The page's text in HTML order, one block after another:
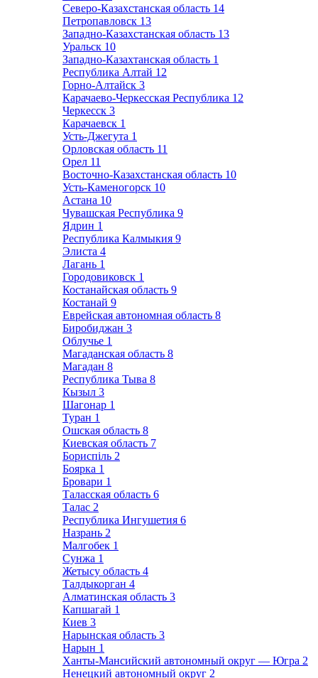
Северо-Казахстанская область 14
Петропавловск 13
Западно-Казахстанская область 13
Уральск 10
Западно-Казахтанская область 1
Республика Алтай 12
Горно-Алтайск 3
Карачаево-Черкесская Республика 12
Черкесск 3
Карачаевск 1
Усть-Джегута 1
Орловская область 11
Орел 11
Восточно-Казахстанская область 10
Усть-Каменогорск 10
Астана 10
Чувашская Республика 9
Ядрин 1
Республика Калмыкия 9
Элиста 4
Лагань 1
Городовиковск 1
Костанайская область 9
Костанай 9
Еврейская автономная область 8
Биробиджан 3
Облучье 1
Магаданская область 8
Магадан 8
Республика Тыва 8
Кызыл 3
Шагонар 1
Туран 1
Ошская область 8
Киевская область 7
Бориспіль 2
Боярка 1
Бровари 1
Таласская область 6
Талас 2
Республика Ингушетия 6
Назрань 2
Малгобек 1
Сунжа 1
Жетысу область 4
Талдыкорган 4
Алматинская область 3
Капшагай 1
Киев 3
Нарынская область 3
Нарын 1
Ханты-Мансийский автономный округ — Югра 2
Ненецкий автономный округ 2